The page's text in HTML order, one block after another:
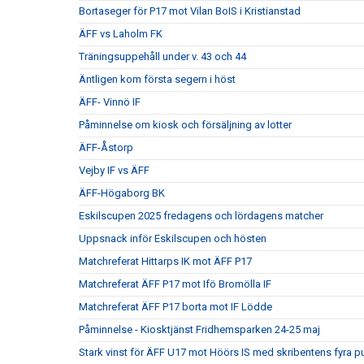
Bortaseger för P17 mot Vilan BoIS i Kristianstad
ÄFF vs Laholm FK
Träningsuppehåll under v. 43 och 44
Äntligen kom första segern i höst
ÄFF- Vinnö IF
Påminnelse om kiosk och försäljning av lotter
ÄFF-Åstorp
Vejby IF vs ÄFF
ÄFF-Högaborg BK
Eskilscupen 2025 fredagens och lördagens matcher
Uppsnack inför Eskilscupen och hösten
Matchreferat Hittarps IK mot ÄFF P17
Matchreferat ÄFF P17 mot Ifö Bromölla IF
Matchreferat ÄFF P17 borta mot IF Lödde
Påminnelse - Kiosktjänst Fridhemsparken 24-25 maj
Stark vinst för ÄFF U17 mot Höörs IS med skribentens fyra